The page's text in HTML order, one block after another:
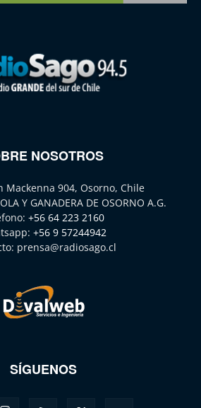
NOSOTROS
Mackenna 904, Osorno, Chile
Y GANADERA DE OSORNO A.G.
+56 64 223 2160
+56 9 57244942
prensa@radiosago.cl
SÍGUENOS